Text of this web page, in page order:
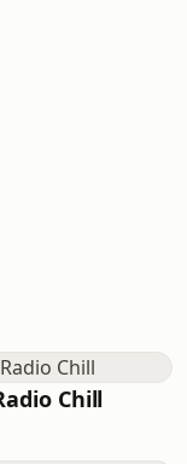
Chill